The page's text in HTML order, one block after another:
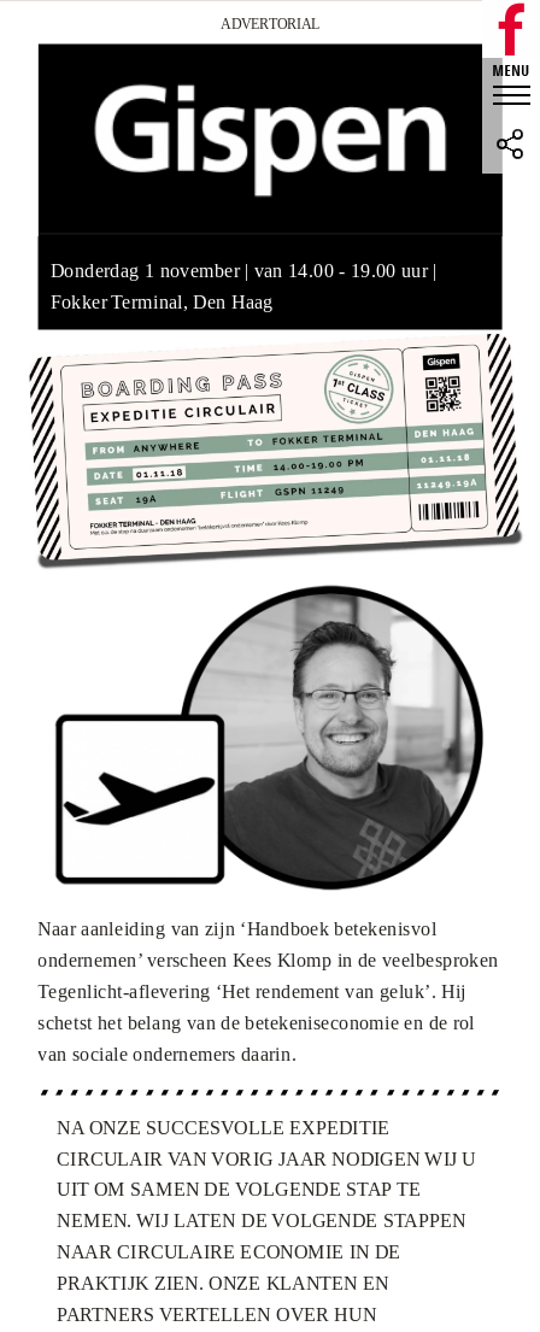
ADVERTORIAL
Donderdag 1 november | van 14.00 - 19.00 uur |
Fokker Terminal, Den Haag
Naar aanleiding van zijn ‘Handboek betekenisvol
ondernemen’ verscheen Kees Klomp in de veelbesproken
Tegenlicht-aflevering ‘Het rendement van geluk’. Hij
schetst het belang van de betekeniseconomie en de rol
van sociale ondernemers daarin.
NA ONZE SUCCESVOLLE EXPEDITIE
CIRCULAIR VAN VORIG JAAR NODIGEN WIJ U
UIT OM SAMEN DE VOLGENDE STAP TE
NEMEN. WIJ LATEN DE VOLGENDE STAPPEN
NAAR CIRCULAIRE ECONOMIE IN DE
PRAKTIJK ZIEN. ONZE KLANTEN EN
PARTNERS VERTELLEN OVER HUN